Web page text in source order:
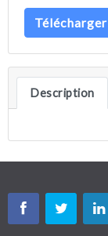
Télécharger
Description